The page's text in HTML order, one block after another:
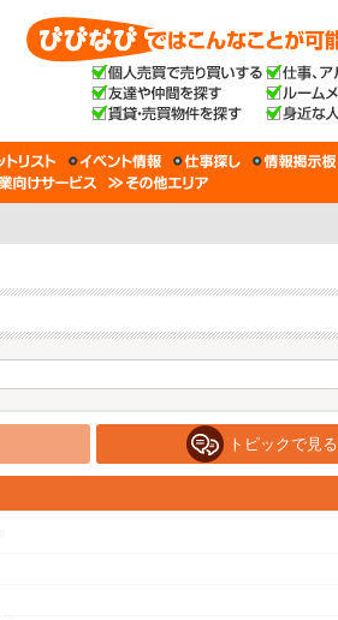
トピックで見る